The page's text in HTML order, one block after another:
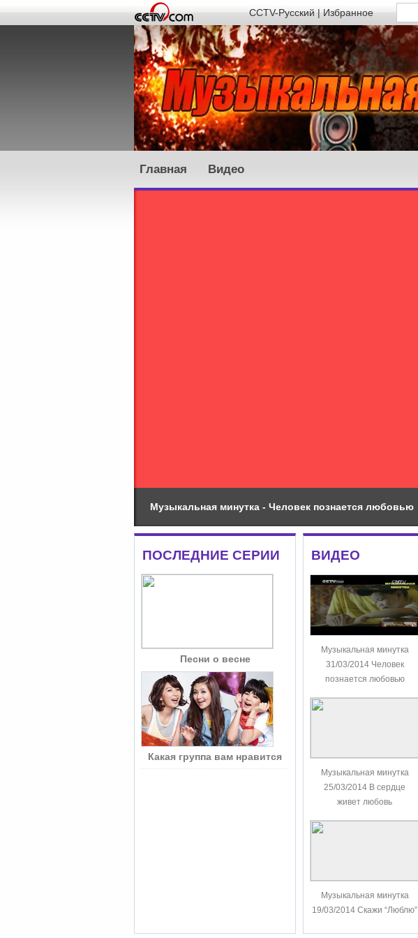
CCTV-Русский|Избранное
Главная Видео
Музыкальная минутка - Человек познается любовью
ПОСЛЕДНИЕ СЕРИИ
Песни о весне
Какая группа вам нравится
ВИДЕО
Музыкальная минутка
31/03/2014 Человек
познается любовью
Музыкальная минутка
25/03/2014 В сердце
живет любовь
Музыкальная минутка
19/03/2014 Скажи “Люблю”